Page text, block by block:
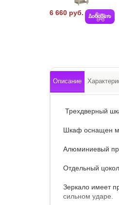
6 660 руб. Добавить
Описание
Трехдверный
Шкаф оснащен
Алюминиевый
Отдельный
Зеркало имеет
сильном ударе.